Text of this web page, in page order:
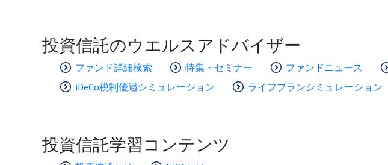
投資信託のウエルスアドバイザー
ファンド詳細検索 特集・セミナー ファンドニュース
iDeCo税制優遇シミュレーション
ライフプランシミュレーション
投資信託学習コンテンツ